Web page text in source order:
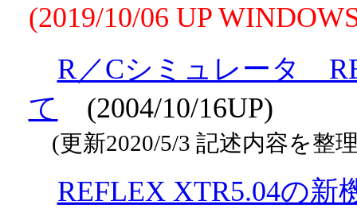
(2019/10/06 UP
R／Cシミュレータ
て
(2004/10/16UP)
(更新2020/5/3 記述内容を整
REFLEX XTR5.04の新